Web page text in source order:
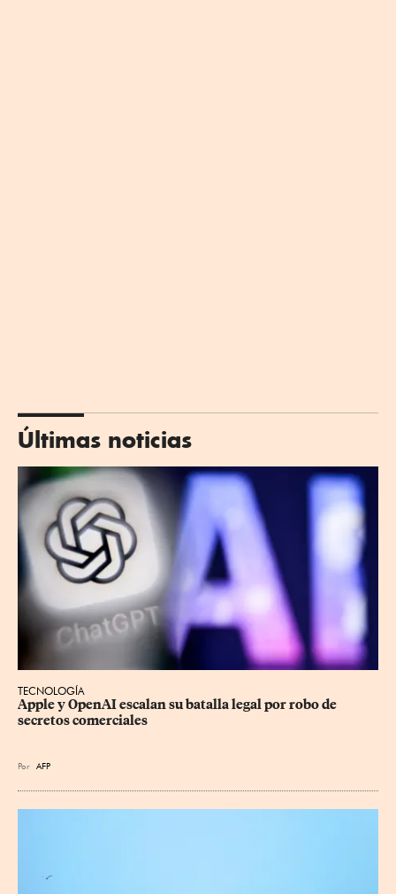
Últimas noticias
TECNOLOGÍA
Apple y OpenAI escalan su batalla legal por robo de
secretos comerciales
Por AFP